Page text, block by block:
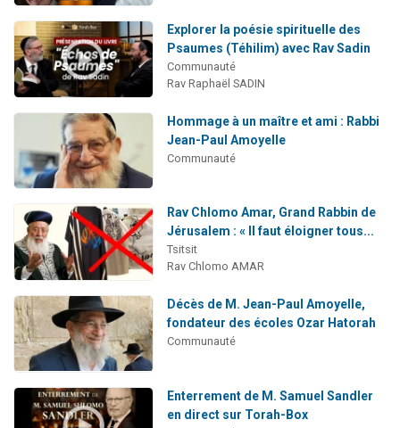
Explorer la poésie spirituelle des
Psaumes (Téhilim) avec Rav Sadin
Communauté
Rav Raphaël SADIN
Hommage à un maître et ami : Rabbi
Jean-Paul Amoyelle
Communauté
Rav Chlomo Amar, Grand Rabbin de
Jérusalem : « Il faut éloigner tous...
Tsitsit
Rav Chlomo AMAR
Décès de M. Jean-Paul Amoyelle,
fondateur des écoles Ozar Hatorah
Communauté
Enterrement de M. Samuel Sandler
en direct sur Torah-Box